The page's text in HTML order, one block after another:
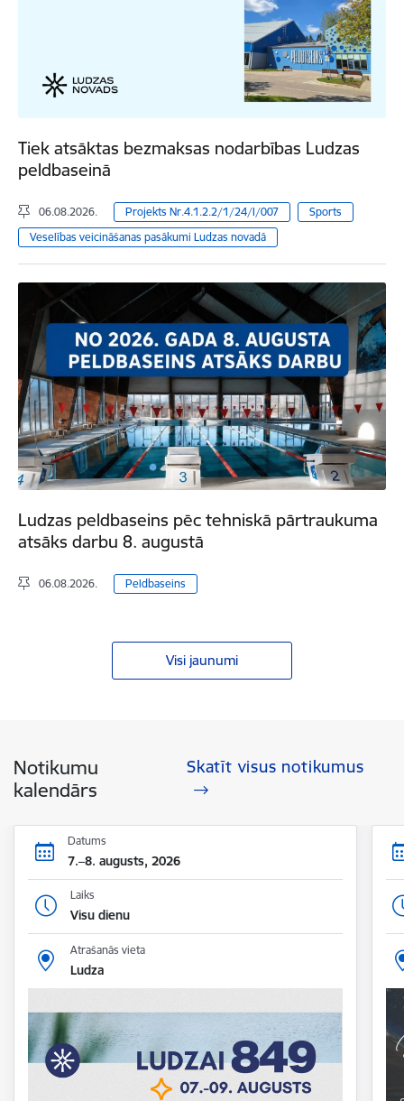
Tiek atsāktas bezmaksas nodarbības Ludzas
peldbaseinā
06.08.2026. Projekts Nr.4.1.2.2/1/24/I/007
Sports
Veselības veicināšanas pasākumi Ludzas novadā
Ludzas peldbaseins pēc tehniskā pārtraukuma
atsāks darbu 8. augustā
06.08.2026. Peldbaseins
Visi jaunumi
Notikumu
kalendārs
Skatīt visus notikumus
Datums
7.–8. augusts, 2026
Laiks
Visu dienu
Atrašanās vieta
Ludza